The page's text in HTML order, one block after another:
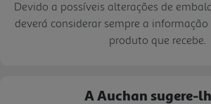
Devido a possíveis alterações de
deverá considerar sempre a
produto que recebe.
A Auchan sugere-